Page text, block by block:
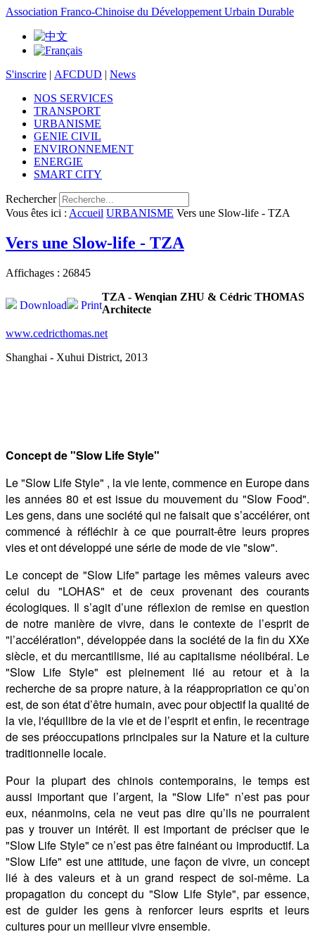
Association Franco-Chinoise du Développement Urbain Durable
S'inscrire | AFCDUD | News
NOS SERVICES
TRANSPORT
URBANISME
GENIE CIVIL
ENVIRONNEMENT
ENERGIE
SMART CITY
Rechercher
Vous êtes ici : Accueil URBANISME Vers une Slow-life - TZA
Vers une Slow-life - TZA
Affichages : 26845
Print
Download
TZA - Wenqian ZHU & Cédric THOMAS
Architecte
www.cedricthomas.net
Shanghai - Xuhui District, 2013
Concept de "Slow Life Style"
Le "Slow Life Style" , la vie lente, commence en Europe dans
les années 80 et est issue du mouvement du "Slow Food".
Les gens, dans une société qui ne faisait que s’accélérer, ont
commencé à réfléchir à ce que pourrait-être leurs propres
vies et ont développé une série de mode de vie "slow".
Le concept de "Slow Life" partage les mêmes valeurs avec
celui du "LOHAS" et de ceux provenant des courants
écologiques. Il s’agit d’une réflexion de remise en question
de notre manière de vivre, dans le contexte de l’esprit de
"l’accélération", développée dans la société de la fin du XXe
siècle, et du mercantilisme, lié au capitalisme néolibéral. Le
"Slow Life Style" est pleinement lié au retour et à la
recherche de sa propre nature, à la réappropriation ce qu’on
est, de son état d’être humain, avec pour objectif la qualité de
la vie, l'équilibre de la vie et de l’esprit et enfin, le recentrage
de ses préoccupations principales sur la Nature et la culture
traditionnelle locale.
Pour la plupart des chinois contemporains, le temps est
aussi important que l’argent, la "Slow Life" n’est pas pour
eux, néanmoins, cela ne veut pas dire qu’ils ne pourraient
pas y trouver un intérêt. Il est important de préciser que le
"Slow Life Style" ce n’est pas être fainéant ou improductif. La
"Slow Life" est une attitude, une façon de vivre, un concept
lié à des valeurs et à un grand respect de soi-même. La
propagation du concept du "Slow Life Style", par essence,
est de guider les gens à renforcer leurs esprits et leurs
cultures pour un meilleur vivre ensemble.